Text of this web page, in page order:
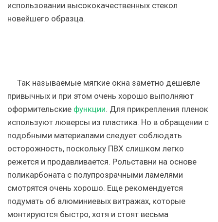
использовании высококачественных стекол
новейшего образца.
Так называемые мягкие окна заметно дешевле
привычных и при этом очень хорошо выполняют
оформительские функции. Для прикрепления пленок
используют люверсы из пластика. Но в обращении с
подобными материалами следует соблюдать
осторожность, поскольку ПВХ слишком легко
режется и продавливается. Рольставни на основе
поликарбоната с полупрозрачными ламелями
смотрятся очень хорошо. Еще рекомендуется
подумать об алюминиевых витражах, которые
монтируются быстро, хотя и стоят весьма